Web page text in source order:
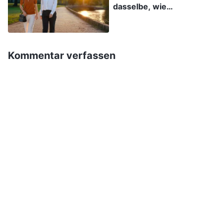
dachte und warum er immer noch nicht
geantwortet hatte, aber ich erinnerte mich
nicht sehr empfänglich gewesen war. Ich
dasselbe, wie
Kommentar verfassen